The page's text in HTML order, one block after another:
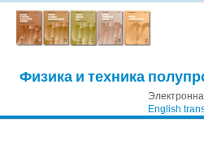
Физика и техника
English